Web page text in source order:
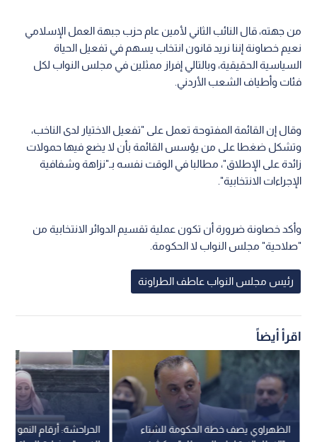
من جهته، قال النائب الثاني لأمين عام حزب جبهة العمل الإسلامي
نعيم خصاونة إننا نريد قانون انتخاب يسهم في تفعيل الحياة
السياسية الحقيقية، وبالتالي إفراز ممثلين في مجلس النواب لكل
فئات وأطياف الشعب الأردني.
وقال إن القائمة المفتوحة تعمل على "تفعيل الاختيار لدى الناخب،
وتشكل ضغطا على من يؤسس القائمة بأن لا يضع فيها حمولات
زائدة على الإطلاق"، مطالبا في الوقت نفسه بـ"نزاهة وشفافية
الإجراءات الانتخابية".
وأكد خصاونة ضرورة أن تكون عملية تقسيم الدوائر الانتخابية من
"صلاحية" مجلس النواب لا الحكومة.
رئيس مجلس النواب عاطف الطراونة
اقرأ أيضاً
الحراحشة: أرقام النمو
الظهراوي يصف خطة الحكومة للشتاء